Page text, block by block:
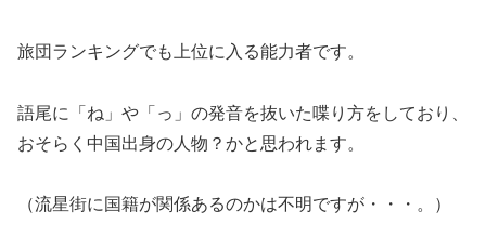
旅団ランキングでも上位に入る能力者です。
語尾に「ね」や「っ」の発音を抜いた喋り方をしており、
おそらく中国出身の人物？かと思われます。
（流星街に国籍が関係あるのかは不明ですが・・・。）